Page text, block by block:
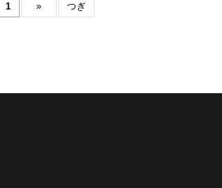
1 » つぎ